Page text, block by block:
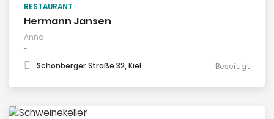
RESTAURANT
Hermann Jansen
Anno
-
Schönberger Straße 32, Kiel
Beseitigt